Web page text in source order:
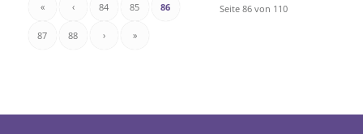
Seite 86 von 110
« ‹ 84 85 86
87 88 › »